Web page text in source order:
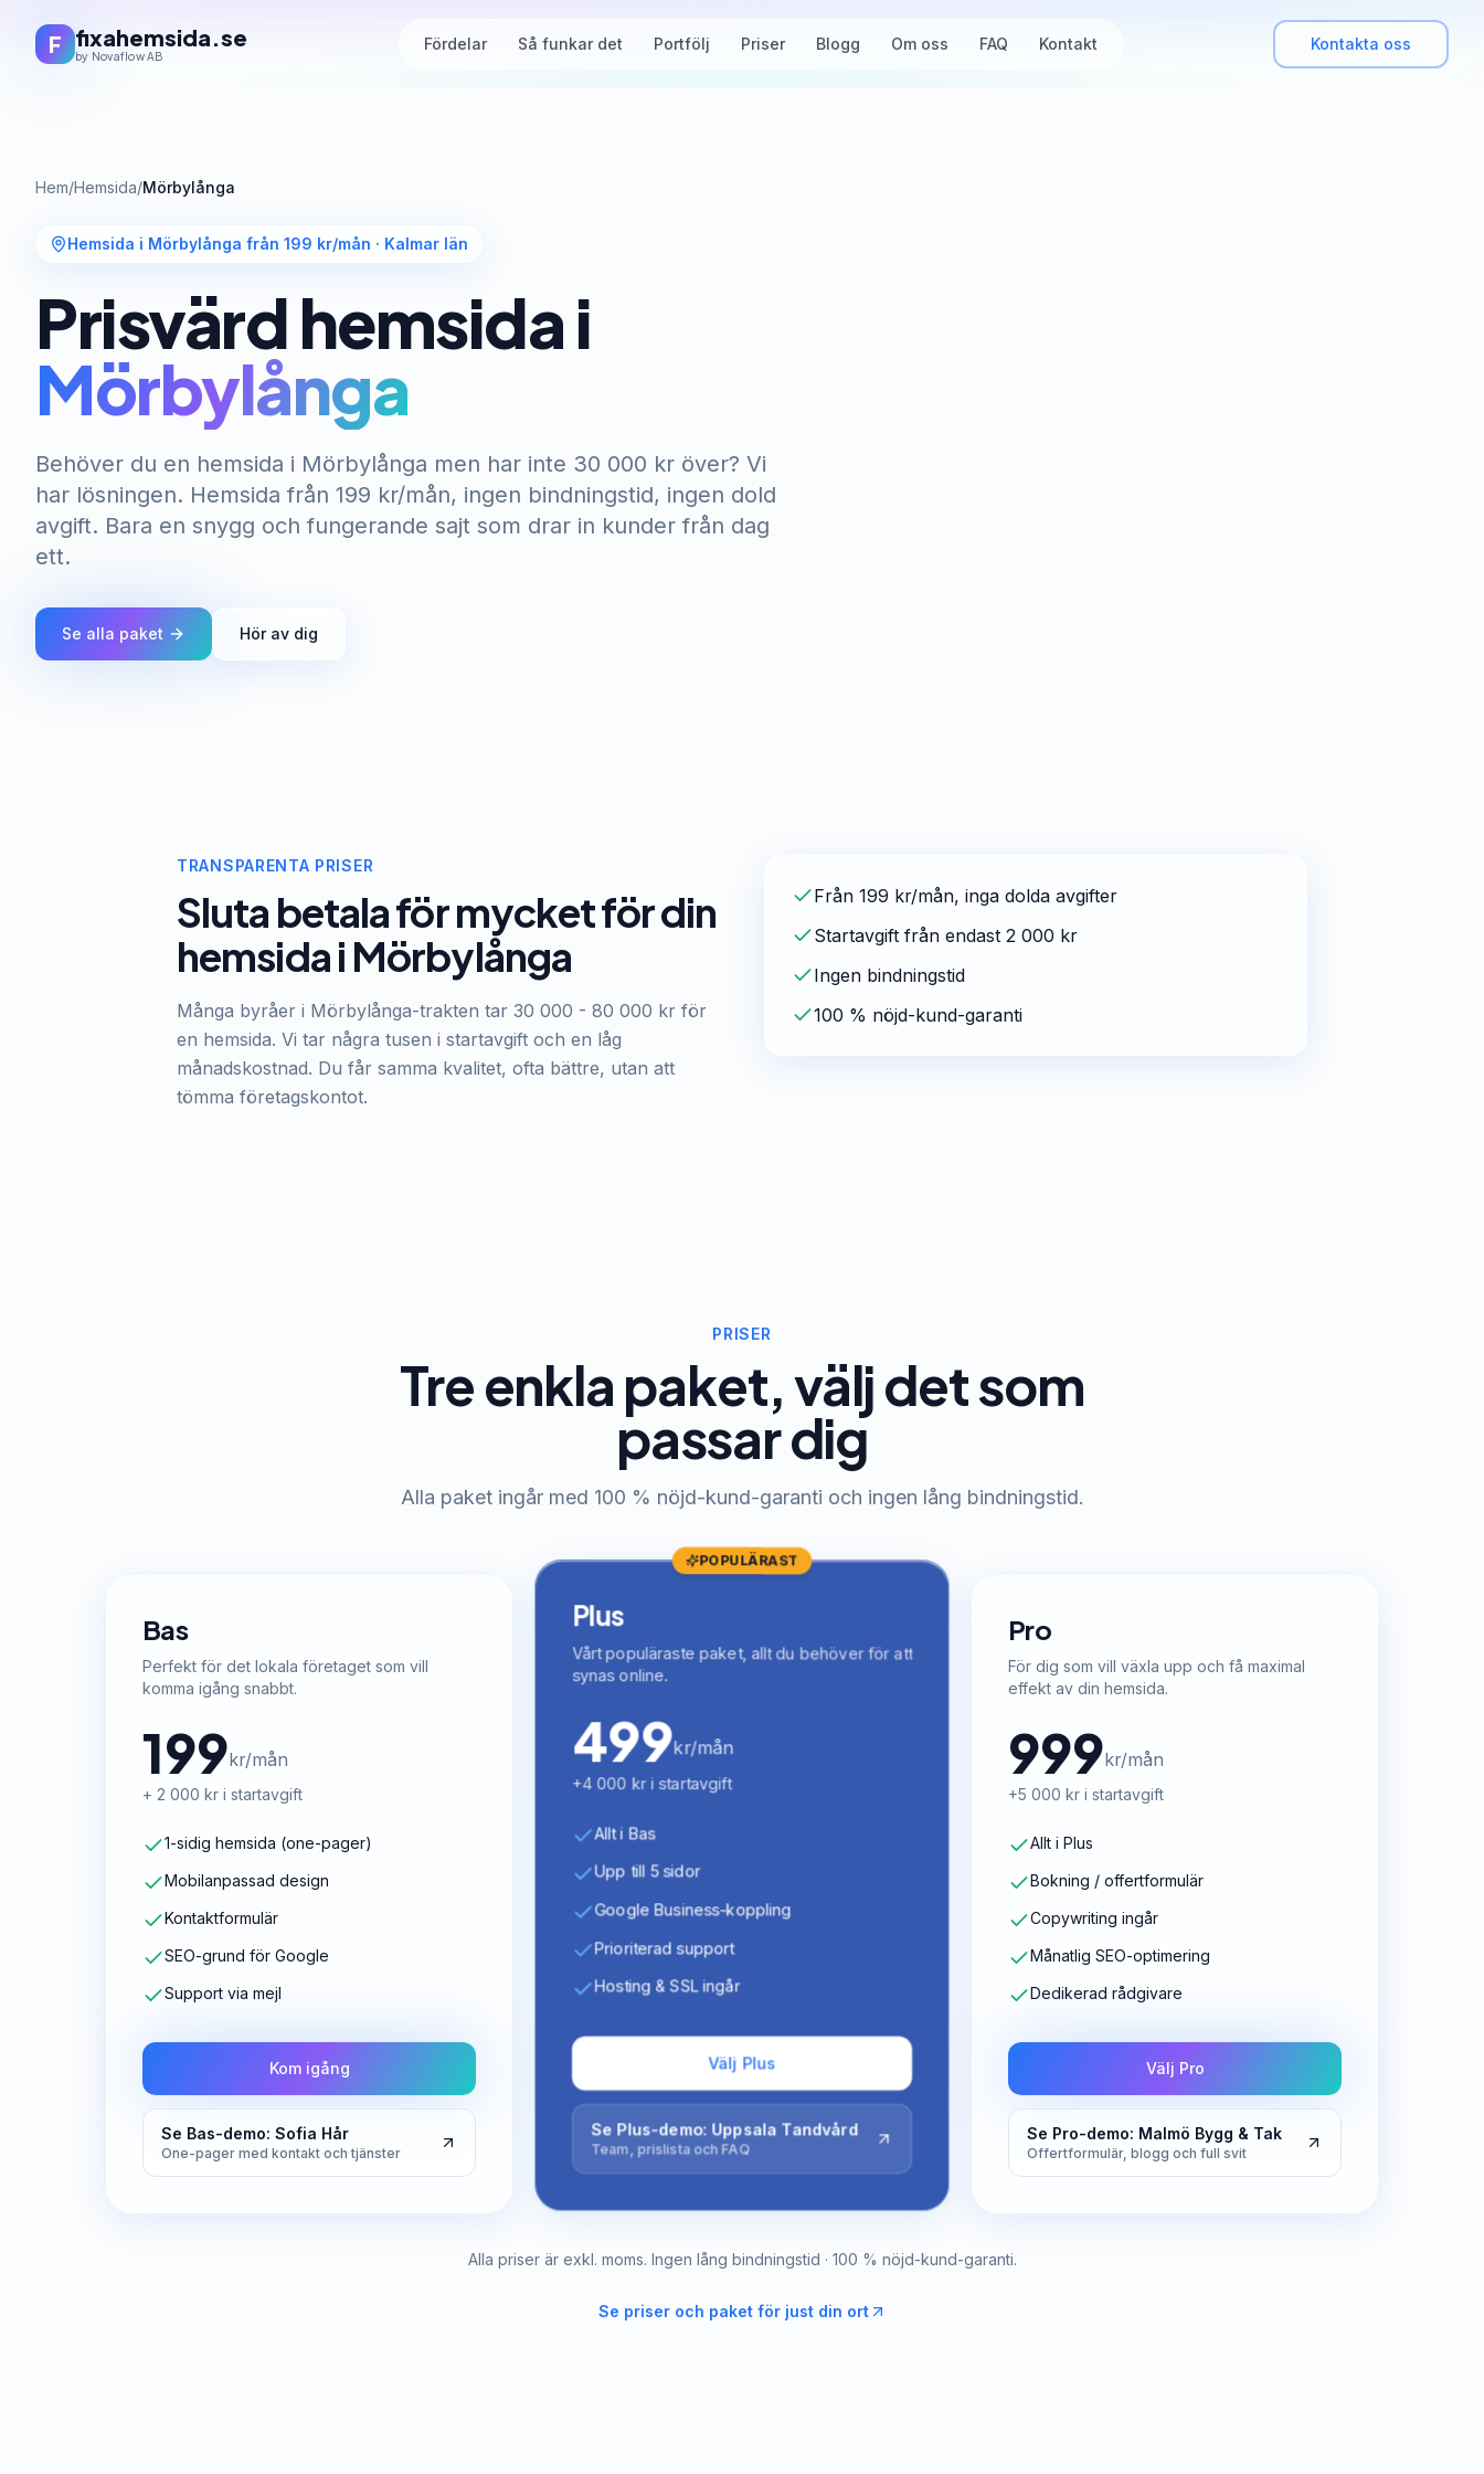
F fixahemsida.se
by Novaflow AB
Fördelar Så funkar det Portfölj Priser Blogg Om oss FAQ Kontakt Kontakta oss
Hem/Hemsida/Mörbylånga
Hemsida i Mörbylånga från 199 kr/mån · Kalmar län
Prisvärd hemsida i
Mörbylånga
Behöver du en hemsida i Mörbylånga men har inte 30 000 kr över? Vi
har lösningen. Hemsida från 199 kr/mån, ingen bindningstid, ingen dold
avgift. Bara en snygg och fungerande sajt som drar in kunder från dag
ett.
Se alla paket Hör av dig
TRANSPARENTA PRISER
Sluta betala för mycket för din
hemsida i Mörbylånga
Många byråer i Mörbylånga-trakten tar 30 000 - 80 000 kr för
en hemsida. Vi tar några tusen i startavgift och en låg
månadskostnad. Du får samma kvalitet, ofta bättre, utan att
tömma företagskontot.
Från 199 kr/mån, inga dolda avgifter
Startavgift från endast 2 000 kr
Ingen bindningstid
100 % nöjd-kund-garanti
PRISER
Tre enkla paket, välj det som
passar dig
Alla paket ingår med 100 % nöjd-kund-garanti och ingen lång bindningstid.
Bas
Perfekt för det lokala företaget som vill
komma igång snabbt.
199kr/mån
+ 2 000 kr i startavgift
1-sidig hemsida (one-pager)
Mobilanpassad design
Kontaktformulär
SEO-grund för Google
Support via mejl
Kom igång
Se Bas-demo: Sofia Hår
One-pager med kontakt och tjänster
POPULÄRAST
Plus
Vårt populäraste paket, allt du behöver för att
synas online.
499kr/mån
+4 000 kr i startavgift
Allt i Bas
Upp till 5 sidor
Google Business-koppling
Prioriterad support
Hosting & SSL ingår
Välj Plus
Se Plus-demo: Uppsala Tandvård
Team, prislista och FAQ
Pro
För dig som vill växla upp och få maximal
effekt av din hemsida.
999kr/mån
+5 000 kr i startavgift
Allt i Plus
Bokning / offertformulär
Copywriting ingår
Månatlig SEO-optimering
Dedikerad rådgivare
Välj Pro
Se Pro-demo: Malmö Bygg & Tak
Offertformulär, blogg och full svit
Alla priser är exkl. moms. Ingen lång bindningstid · 100 % nöjd-kund-garanti.
Se priser och paket för just din ort